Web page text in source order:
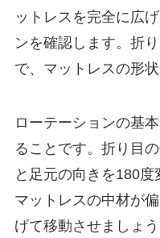
ットレスを完全に広
ンを確認します。折
で、マットレスの形
ローテーションの基
ることです。折り目
と足元の向きを180度
マットレスの中材が
げて移動させましょう